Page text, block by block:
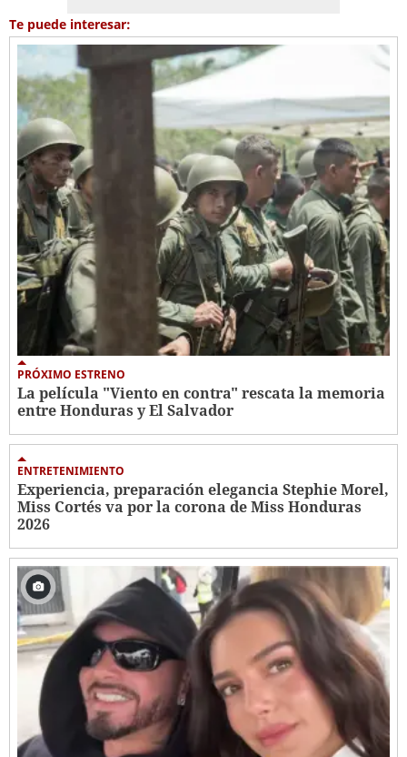
Te puede interesar:
PRÓXIMO ESTRENO
La película "Viento en contra" rescata la memoria
entre Honduras y El Salvador
ENTRETENIMIENTO
Experiencia, preparación elegancia Stephie Morel,
Miss Cortés va por la corona de Miss Honduras
2026